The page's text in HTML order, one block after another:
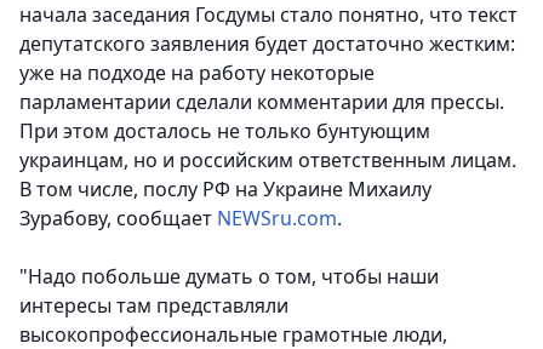
начала заседания Госдумы стало понятно, что текст
депутатского заявления будет достаточно жестким:
уже на подходе на работу некоторые
парламентарии сделали комментарии для прессы.
При этом досталось не только бунтующим
украинцам, но и российским ответственным лицам.
В том числе, послу РФ на Украине Михаилу
Зурабову, сообщает NEWSru.com.
"Надо побольше думать о том, чтобы наши
интересы там представляли
высокопрофессиональные грамотные люди,